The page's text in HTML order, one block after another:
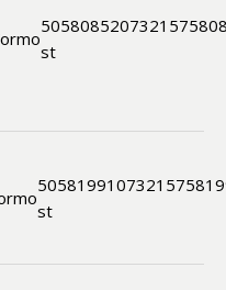
50
st
580852
50
st
581991